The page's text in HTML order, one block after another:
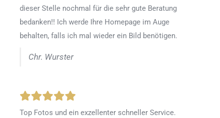
dieser Stelle nochmal für die sehr gute Beratung
bedanken!! Ich werde Ihre Homepage im Auge
behalten, falls ich mal wieder ein Bild benötigen.
Chr. Wurster
Top Fotos und ein exzellenter schneller Service.